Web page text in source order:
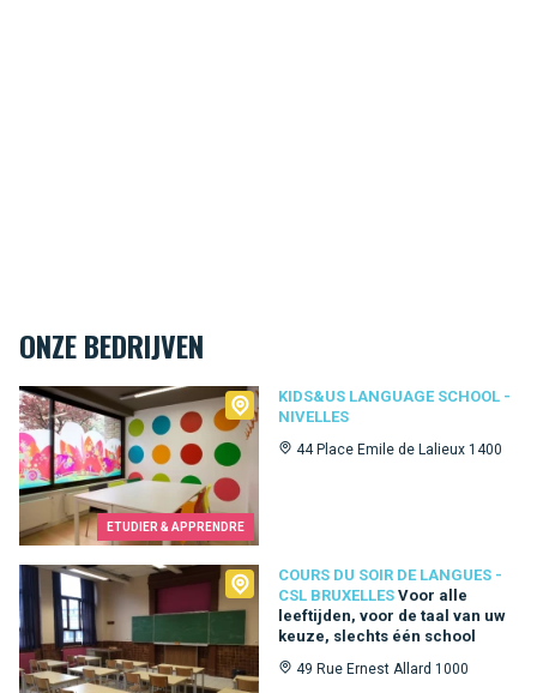
ONZE BEDRIJVEN
ETUDIER & APPRENDRE
KIDS&US LANGUAGE SCHOOL -
NIVELLES
44 Place Emile de Lalieux 1400
Kids&Us language school - Nivelles
COURS DU SOIR DE LANGUES -
CSL BRUXELLES Voor alle
leeftijden, voor de taal van uw
keuze, slechts één school
49 Rue Ernest Allard 1000
Cours du Soir de Langues - CSL Bruxelles